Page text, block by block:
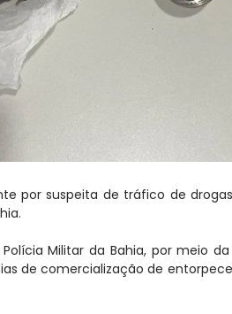
por suspeita de tráfico de
Militar da Bahia, por meio da
de comercialização de